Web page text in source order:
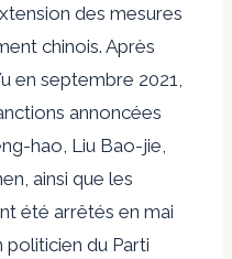
des mesures
chinois. Après
en septembre 2021,
annoncées
hao, Liu Bao-jie,
ainsi que les
été arrêtés en mai
politicien du Parti